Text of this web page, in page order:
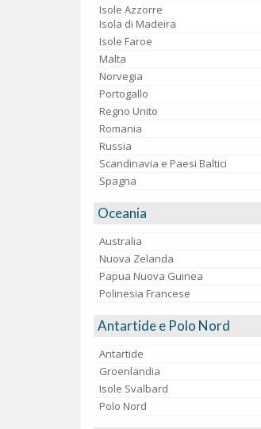
Isole Azzorre
Isola di Madeira
Isole Faroe
Malta
Norvegia
Portogallo
Regno Unito
Romania
Russia
Scandinavia e Paesi Baltici
Spagna
Oceania
Australia
Nuova Zelanda
Papua Nuova Guinea
Polinesia Francese
Antartide e Polo Nord
Antartide
Groenlandia
Isole Svalbard
Polo Nord